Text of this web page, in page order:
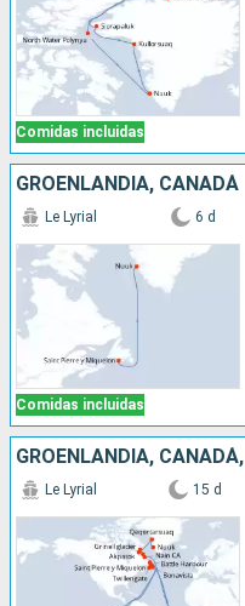
Comidas incluidas
GROENLANDIA, CANADÁ
Comidas incluidas
Le Lyrial 6 d
Le Lyrial 15 d